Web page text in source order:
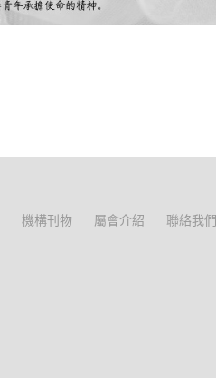
機構刊物 屬會介紹 聯絡我們